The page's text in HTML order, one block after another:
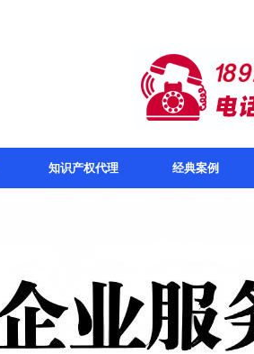
知识产权代理 经典案例